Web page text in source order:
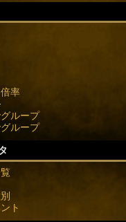
率
ループ
ループ
ト